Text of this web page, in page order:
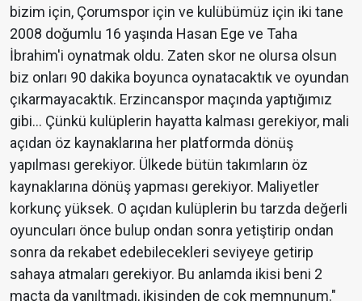
bizim için, Çorumspor için ve kulübümüz için iki tane
2008 doğumlu 16 yaşında Hasan Ege ve Taha
İbrahim'i oynatmak oldu. Zaten skor ne olursa olsun
biz onları 90 dakika boyunca oynatacaktık ve oyundan
çıkarmayacaktık. Erzincanspor maçında yaptığımız
gibi... Çünkü kulüplerin hayatta kalması gerekiyor, mali
açıdan öz kaynaklarına her platformda dönüş
yapılması gerekiyor. Ülkede bütün takımların öz
kaynaklarına dönüş yapması gerekiyor. Maliyetler
korkunç yüksek. O açıdan kulüplerin bu tarzda değerli
oyuncuları önce bulup ondan sonra yetiştirip ondan
sonra da rekabet edebilecekleri seviyeye getirip
sahaya atmaları gerekiyor. Bu anlamda ikisi beni 2
maçta da yanıltmadı, ikisinden de çok memnunum."